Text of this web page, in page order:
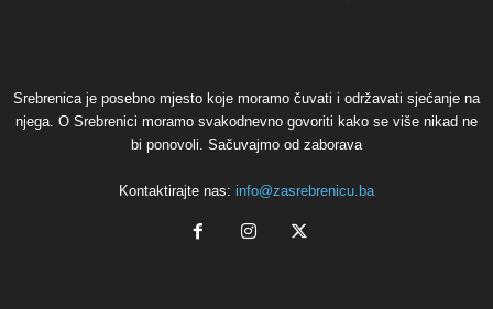
Srebrenica je posebno mjesto koje moramo čuvati i održavati sjećanje na
njega. O Srebrenici moramo svakodnevno govoriti kako se više nikad ne
bi ponovoli. Sačuvajmo od zaborava
Kontaktirajte nas: info@zasrebrenicu.ba